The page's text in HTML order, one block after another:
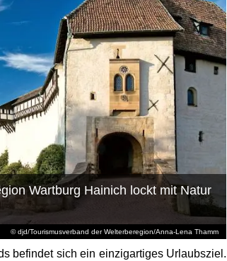
© djd/Tourismusverband der Welterberegion/Anna-Lena Thamm
Wartburg Hainich lockt mit Natur
befindet sich ein einzigartiges Urlaubsziel.